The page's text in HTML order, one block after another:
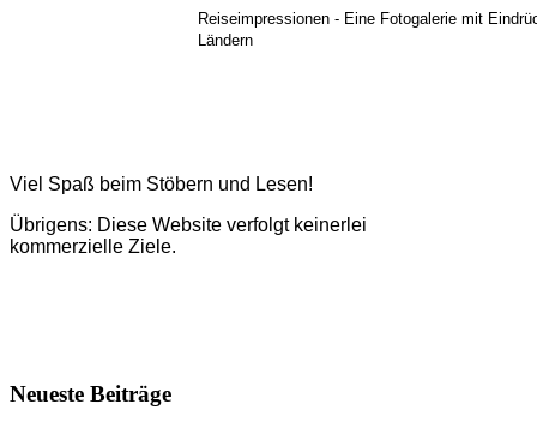
Reiseimpressionen - Eine Fotogalerie mit
Ländern
Viel Spaß beim Stöbern und Lesen!
Übrigens: Diese Website verfolgt keinerlei
kommerzielle Ziele.
Neueste Beiträge